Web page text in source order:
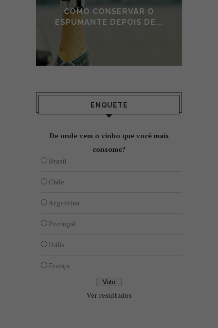
COMO CONSERVAR O
ESPUMANTE DEPOIS DE...
ENQUETE
De onde vem o vinho que você mais
consome?
Brasil
Chile
Argentina
Portugal
Itália
França
Ver resultados